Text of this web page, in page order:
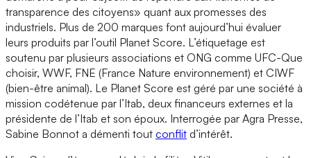
transparence des citoyens» quant aux promesses des
industriels. Plus de 200 marques font aujourd’hui évaluer
leurs produits par l’outil Planet Score. L’étiquetage est
soutenu par plusieurs associations et ONG comme UFC-Que
choisir, WWF, FNE (France Nature environnement) et CIWF
(bien-être animal). Le Planet Score est géré par une société à
mission codétenue par l’Itab, deux financeurs externes et la
présidente de l’Itab et son époux. Interrogée par Agra Presse,
Sabine Bonnot a démenti tout conflit d’intérêt.